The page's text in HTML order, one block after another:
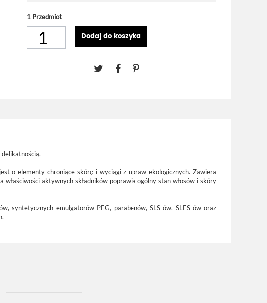
1 Przedmiot
Dodaj do koszyka
o elementy chroniące skórę i wyciągi z upraw ekologicznych. Zawiera
aktywnych składników poprawia ogólny stan włosów i skóry
syntetycznych emulgatorów PEG, parabenów, SLS-ów, SLES-ów oraz